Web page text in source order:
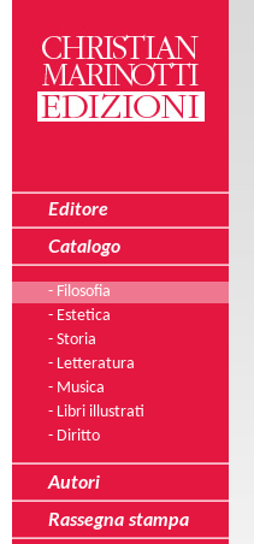
Editore
Catalogo
- Filosofia
- Estetica
- Storia
- Letteratura
- Musica
- Libri illustrati
- Diritto
Autori
Rassegna stampa